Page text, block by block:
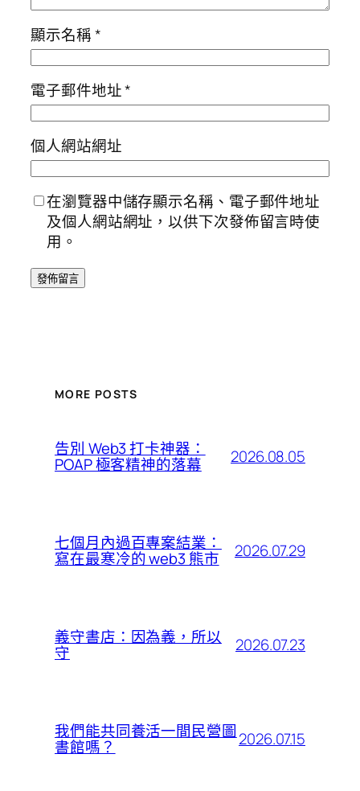
顯示名稱*
電子郵件地址*
個人網站網址
在瀏覽器中儲存顯示名稱、電子郵件地址
及個人網站網址，以供下次發佈留言時使
用。
MORE POSTS
告別 Web3 打卡神器：
POAP 極客精神的落幕 2026.08.05
七個月內過百專案結業：
寫在最寒冷的 web3 熊市 2026.07.29
義守書店：因為義，所以
守 2026.07.23
我們能共同養活一間民營圖
書館嗎？ 2026.07.15